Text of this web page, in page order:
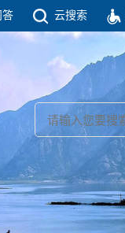
答 云搜索
治 公开公平
政务要
部门信
视频新